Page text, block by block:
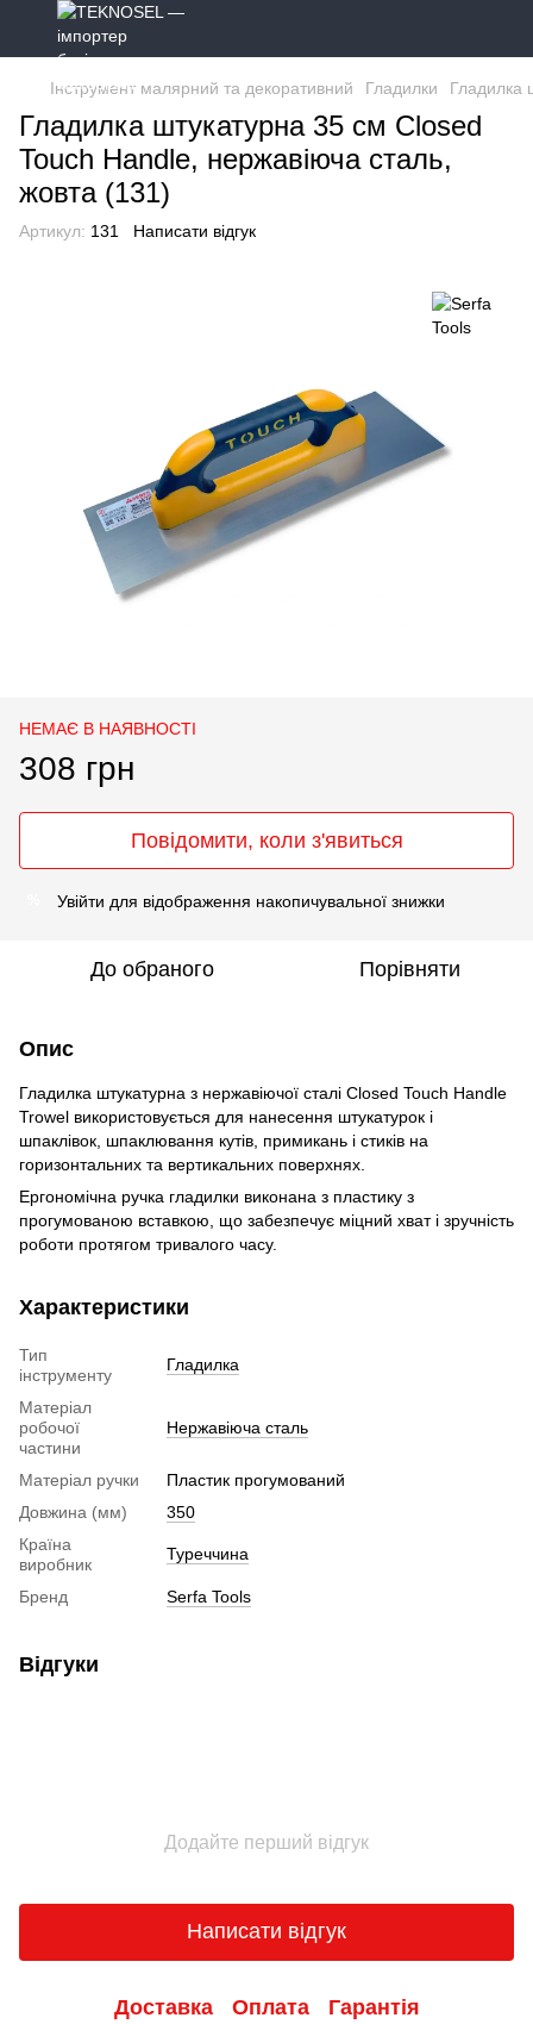
Інструмент малярний та декоративний Гладилки Гладилка
Гладилка штукатурна 35 см Closed
Touch Handle, нержавіюча сталь,
жовта (131)
Артикул: 131 Написати відгук
НЕМАЄ В НАЯВНОСТІ
308 грн
Повідомити, коли з'явиться
Увійти для відображення накопичувальної знижки
До обраного Порівняти
Опис
Гладилка штукатурна з нержавіючої сталі Closed Touch Handle
Trowel використовується для нанесення штукатурок і
шпаклівок, шпаклювання кутів, примикань і стиків на
горизонтальних та вертикальних поверхнях.
Ергономічна ручка гладилки виконана з пластику з
прогумованою вставкою, що забезпечує міцний хват і зручність
роботи протягом тривалого часу.
Характеристики
Тип
інструменту
Гладилка
Матеріал
робочої
частини
Нержавіюча сталь
Матеріал ручки
Пластик прогумований
Довжина (мм)
350
Країна
виробник
Туреччина
Бренд Serfa Tools
Відгуки
Додайте перший відгук
Написати відгук
Доставка Оплата Гарантія